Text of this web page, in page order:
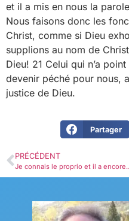
et il a mis en nous la
Nous faisons donc les
Christ, comme si Dieu
supplions au nom de
Dieu! 21 Celui qui n’a
devenir péché pour nous,
justice de Dieu.
Partager
PRÉCÉDENT
Je connais le